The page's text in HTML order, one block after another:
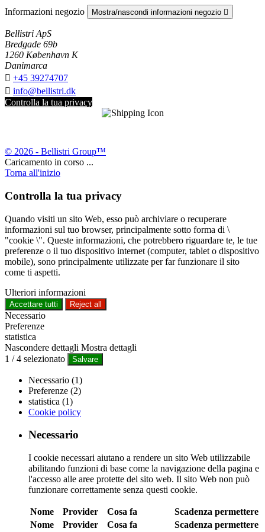
Informazioni negozio Mostra/nascondi informazioni negozio 
Bellistri ApS
Bredgade 69b
1260 København K
Danimarca
 +45 39274707
 info@bellistri.dk
Controlla la tua privacy
© 2026 - Bellistri Group™
Caricamento in corso ...
Torna all'inizio
Controlla la tua privacy
Quando visiti un sito Web, esso può archiviare o recuperare
informazioni sul tuo browser, principalmente sotto forma di \
"cookie \". Queste informazioni, che potrebbero riguardare te, le tue
preferenze o il tuo dispositivo internet (computer, tablet o dispositivo
mobile), sono principalmente utilizzate per far funzionare il sito
come ti aspetti.
Ulteriori informazioni
Accettare tutti Reject all
Necessario
Preferenze
statistica
Nascondere dettagli Mostra dettagli
1 /4 selezionato Salvare
Necessario (1)
Preferenze (2)
statistica (1)
Cookie policy
Necessario
I cookie necessari aiutano a rendere un sito Web utilizzabile
abilitando funzioni di base come la navigazione della pagina e
l'accesso alle aree protette del sito web. Il sito Web non può
funzionare correttamente senza questi cookie.
Nome Provider Cosa fa Scadenza permettere
Nome
Provider Cosa fa Scadenza permettere